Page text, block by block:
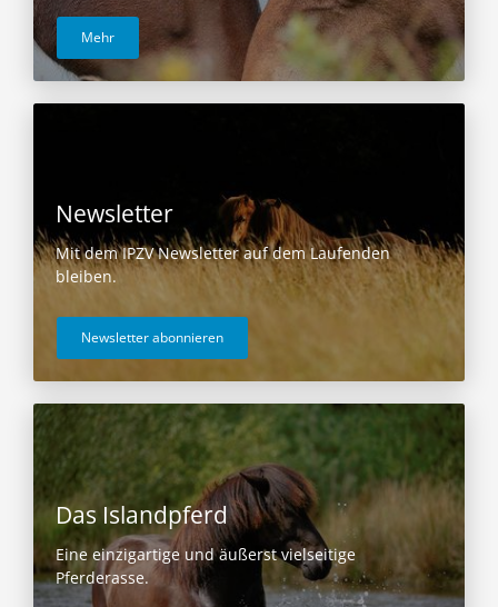
Mehr
Newsletter
Mit dem IPZV Newsletter auf dem Laufenden
bleiben.
Newsletter abonnieren
Das Islandpferd
Eine einzigartige und äußerst vielseitige
Pferderasse.